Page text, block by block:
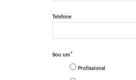
Telefone
Sou um*
Profissional